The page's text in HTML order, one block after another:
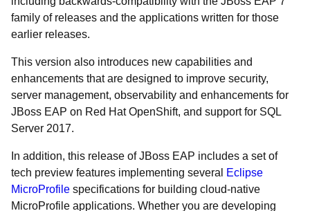
family of releases and the applications written for those
earlier releases.
This version also introduces new capabilities and
enhancements that are designed to improve security,
server management, observability and enhancements for
JBoss EAP on Red Hat OpenShift, and support for SQL
Server 2017.
In addition, this release of JBoss EAP includes a set of
tech preview features implementing several
Eclipse
MicroProfile specifications for building cloud-native
MicroProfile applications. Whether you are developing